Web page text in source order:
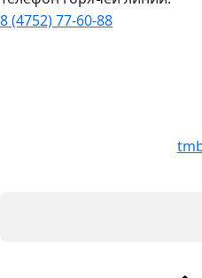
8 (4752) 77-60-88